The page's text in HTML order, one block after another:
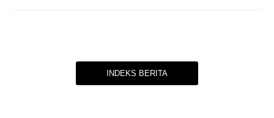
INDEKS BERITA